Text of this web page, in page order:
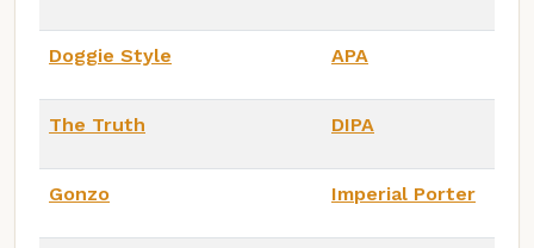
Doggie Style APA
The Truth DIPA
Gonzo Imperial Porter